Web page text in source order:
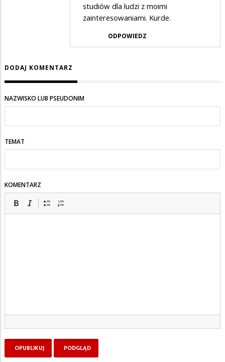
odpowiedzi
studiów dla ludzi z moimi
zainteresowaniami. Kurde.
ODPOWIEDZ
DODAJ KOMENTARZ
NAZWISKO LUB PSEUDONIM
TEMAT
KOMENTARZ